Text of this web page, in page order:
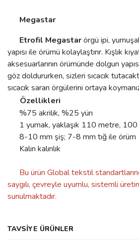
Megastar
Etrofil Megastarörgü ipi,
yapısı ile örümü kolaylaştırır. Kışlık
aksesuarlarının örümünde dolgun
göz doldururken, sizleri sıcacık
sıcacık saran örgülerini ortaya
Özellikleri
%75 akrilik, %25 yün
1 yumak, yaklaşık 110 metre, 100
8-10 mm şiş; 7-8 mm tığ ile örüm
Kalın kalınlık
Bu ürün Global tekstil
saygılı, çevreyle uyumlu, sistemli
sunulmaktadır.
Bu ürünün fiyat bilgisi, resim, ürün
konularda yetersiz gördüğünüz noktaları
TAVSİYE ÜRÜNLER